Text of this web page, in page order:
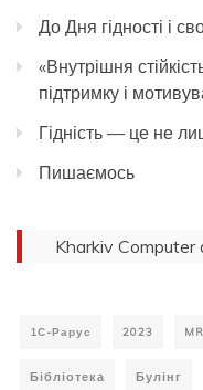
До Дня гідності і
«Внутрішня
підтримку і
Гідність — це не
Пишаємось
Kharkiv Computer
1С-Рарус 2023
Бібліотека Булінг